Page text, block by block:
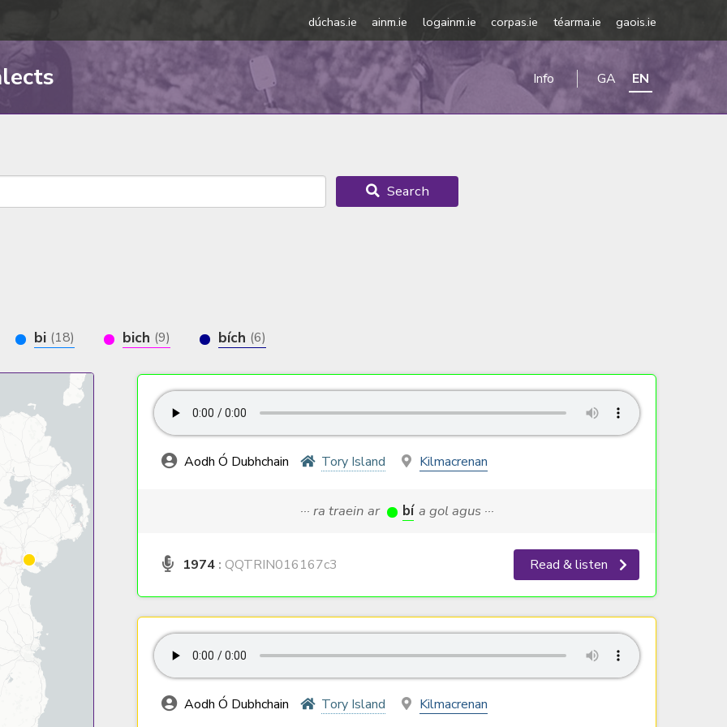
dúchas.ie ainm.ie logainm.ie corpas.ie téarma.ie gaois.ie
Info GA EN
Search
bi (18) bich (9) bích (6)
Aodh Ó Dubhchain Tory Island Kilmacrenan
··· ra traein ar bí a gol agus ···
1974 : QQTRIN016167c3 Read & listen
Aodh Ó Dubhchain Tory Island Kilmacrenan